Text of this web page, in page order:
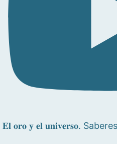
𝐄𝐥 𝐨𝐫𝐨 𝐲 𝐞𝐥 𝐮𝐧𝐢𝐯𝐞𝐫𝐬𝐨.